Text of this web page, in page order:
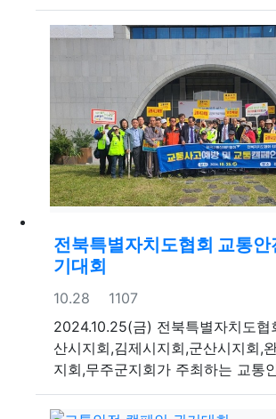
전북특별자치도협회 교통안
기대회
등록일
10.28 조회
1107
2024.10.25(금) 전북특별자치도협
산시지회,김제시지회,군산시지회,
지회,무주군지회가 주최하는 교통